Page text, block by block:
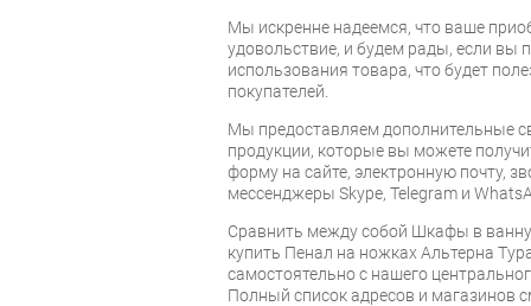
Мы искренне надеемся, что ваше
удовольствие, и будем рады, если вы
использования товара, что будет
покупателей.
Мы предоставляем дополнительные
продукции, которые вы можете
форму на сайте, электронную почту,
мессенджеры Skype, Telegram и
Cравнить между собой Шкафы в
купить Пенал на ножках Альтерна
самостоятельно с нашего
Полный список адресов и магазинов